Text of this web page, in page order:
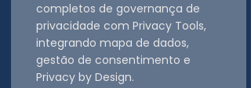
completos de governança de
privacidade com Privacy Tools,
integrando mapa de dados,
gestão de consentimento e
Privacy by Design.